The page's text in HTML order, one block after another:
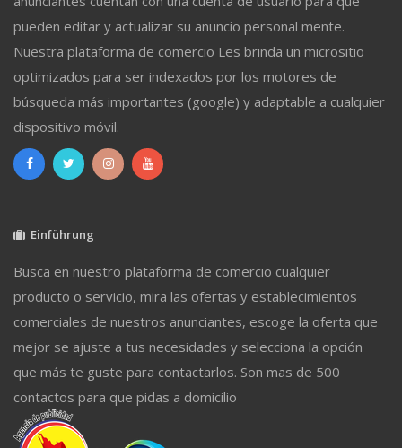
pueden editar y actualizar su anuncio personal mente.
Nuestra plataforma de comercio Les brinda un micrositio
optimizados para ser indexados por los motores de
búsqueda más importantes (google) y adaptable a cualquier
dispositivo móvil.
Einführung
Busca en nuestro plataforma de comercio cualquier
producto o servicio, mira las ofertas y establecimientos
comerciales de nuestros anunciantes, escoge la oferta que
mejor se ajuste a tus necesidades y selecciona la opción
que más te guste para contactarlos. Son mas de 500
contactos para que pidas a domicilio